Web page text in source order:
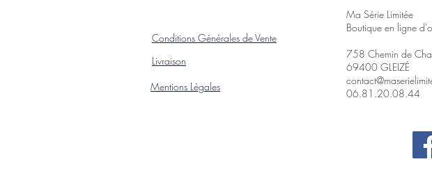
Conditions Générales de Vente
L ivraison
Mentions Légales
Ma Série Limitée
Boutique en ligne
758 Chemin de
69400 GLEIZÉ
06.81.20.08.44